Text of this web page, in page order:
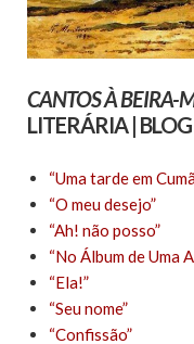
CANTOS À BEIRA-
LITERÁRIA | BLOG
“Uma tarde em
“O meu desejo”
“Ah! não posso”
“No Álbum de Uma
“Ela!”
“Seu nome”
“Confissão”